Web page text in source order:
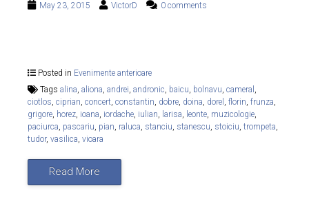
May 23, 2015 VictorD 0 comments
Posted in Evenimente anterioare
Tags alina, aliona, andrei, andronic, baicu, bolnavu, cameral ,
ciotlos, ciprian, concert, constantin, dobre, doina, dorel , florin, frunza,
grigore, horez, ioana, iordache, iulian, larisa, leonte, muzicologie,
paciurca, pascariu, pian, raluca, stanciu, stanescu, stoiciu, trompeta,
tudor, vasilica, vioara
Read More